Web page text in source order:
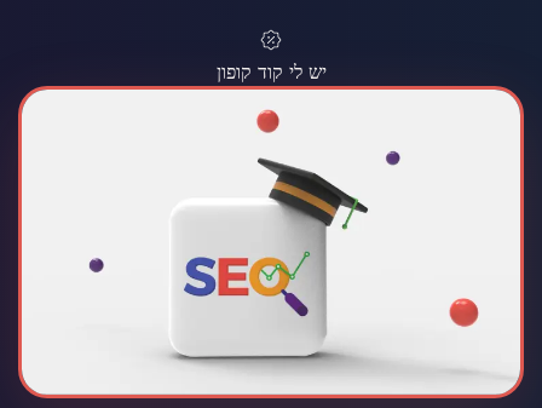
יש לי קוד קופון